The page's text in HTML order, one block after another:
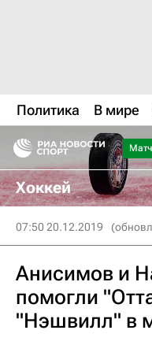
Политика В мире
Хоккей
07:50 20.12.2019
Анисимов и
помогли
"Нэшвилл" в